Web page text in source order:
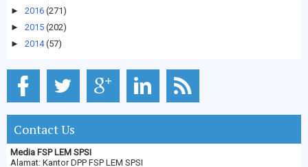
► 2016 (271)
► 2015 (202)
► 2014 (57)
Contact Us
Media FSP LEM SPSI
Alamat: Kantor DPP FSP LEM SPSI